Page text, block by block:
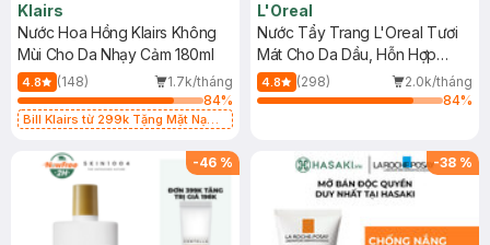
Klairs
Nước Hoa Hồng Klairs Không
Mùi Cho Da Nhạy Cảm 180ml
4.8 (148)
1.7k/tháng
84%
Bill Klairs từ 299k Tặng Mặt Nạ
25ml (SL Có Hạn)
L'Oreal
Nước Tẩy Trang L'Oreal Tươi
Mát Cho Da Dầu, Hỗn Hợp
400ml
4.8 (298)
2.0k/tháng
84%
-46 % -38 %